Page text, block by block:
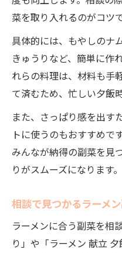
菜を取り入れるのがコツで
具体的には、もやしのナ
きゅうりなど、簡単に作
れらの料理は、材料も手
て済むため、忙しい夕飯
また、さっぱり感を出す
トに使うのもおすすめで
みんなが納得の副菜を見
りがスムーズになります。
相談で見つかるラーメ
ラーメンに合う副菜を相
り」や「ラーメン 献立